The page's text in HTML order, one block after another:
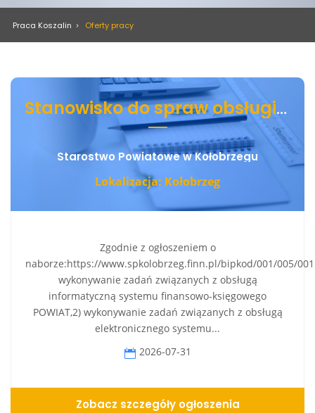
Praca Koszalin Oferty pracy
Stanowisko do spraw obsługi informatycznej w wydziale organizacji i sprawspołecznych
Starostwo Powiatowe w Kołobrzegu
Lokalizacja: Kołobrzeg
Zgodnie z ogłoszeniem o
naborze:https://www.spkolobrzeg.finn.pl/bipkod/001/005/
wykonywanie zadań związanych z obsługą
informatyczną systemu finansowo-księgowego
POWIAT,2) wykonywanie zadań związanych z obsługą
elektronicznego systemu...
2026-07-31
Zobacz szczegóły ogłoszenia